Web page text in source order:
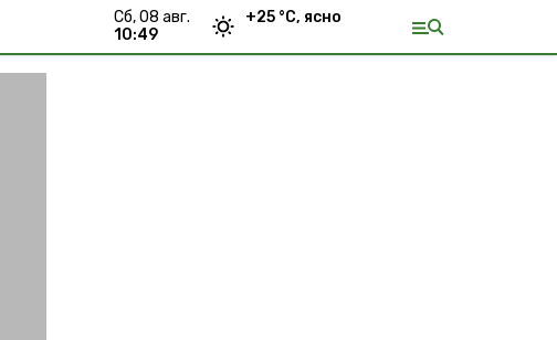
сб, 08 авг.
10:49
+25 °С, ясно